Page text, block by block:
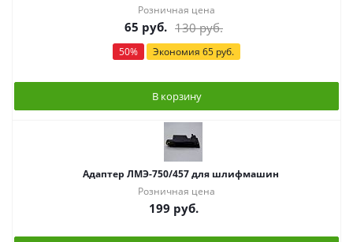
Розничная цена
65 руб. 130руб.
50% Экономия 65 руб.
В корзину
Адаптер ЛМЭ-750/457 для шлифмашин
Розничная цена
199 руб.